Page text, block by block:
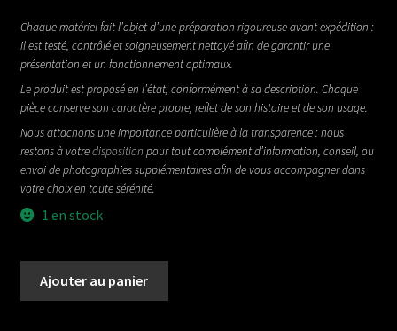
Chaque matériel fait l’objet d’une préparation rigoureuse avant expédition :
il est testé, contrôlé et soigneusement nettoyé afin de garantir une
présentation et un fonctionnement optimaux.
Le produit est proposé en l’état, conformément à sa description. Chaque
pièce conserve son caractère propre, reflet de son histoire et de son usage.
Nous attachons une importance particulière à la transparence : nous
restons à votredisposition pour tout complément d’information, conseil, ou
envoi de photographies supplémentaires afin de vous accompagner dans
votre choix en toute sérénité.
1 en stock
Ajouter au panier